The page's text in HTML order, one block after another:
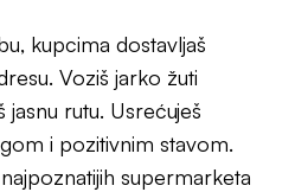
kupcima dostavljaš
Voziš jarko žuti
rutu. Usrećuješ
i pozitivnim stavom.
supermarketa